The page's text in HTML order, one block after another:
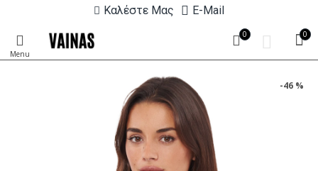
Καλέστε Μας E-Mail
0 0
-46 %